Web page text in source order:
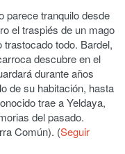
parece tranquilo desde
el traspiés de un mago
todo. Bardel,
descubre en el
durante años
de su habitación, hasta
trae a Yeldaya,
del pasado.
Común). (Seguir